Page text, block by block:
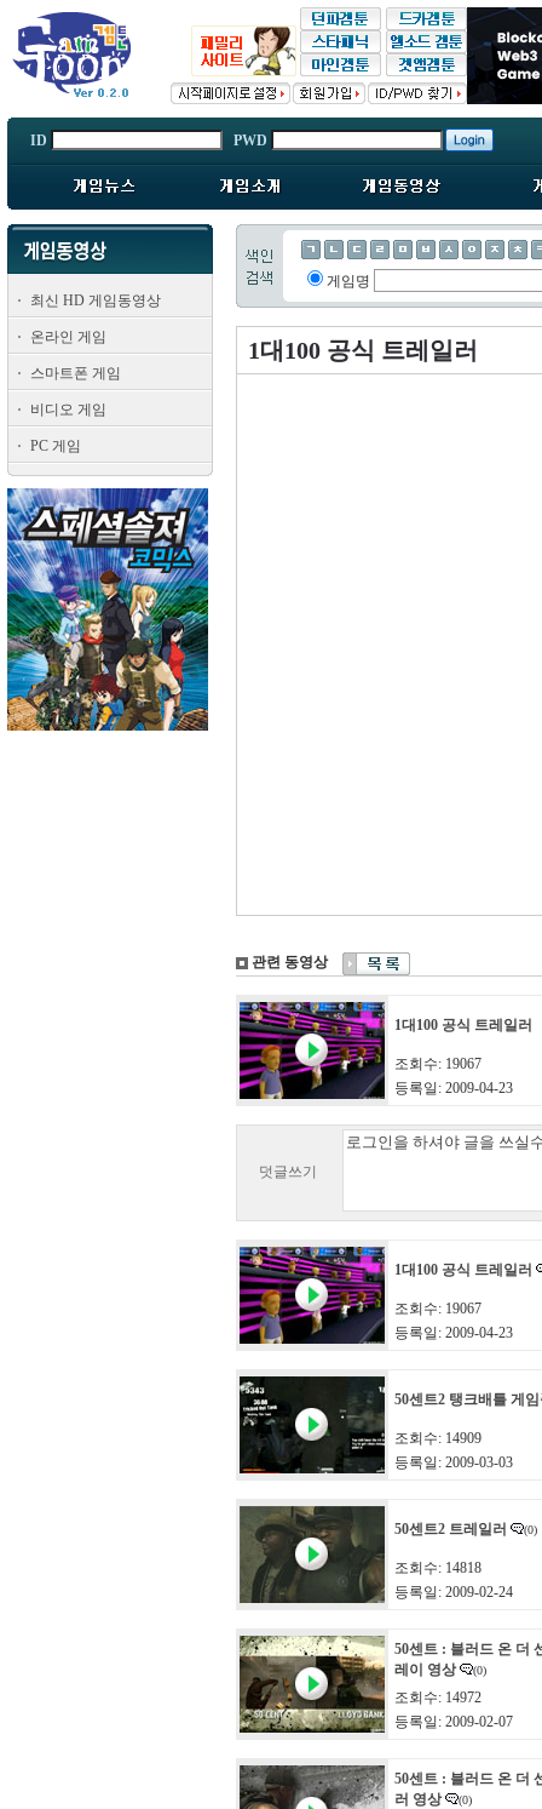
ID PWD
최신 HD 게임동영상
온라인 게임
스마트폰 게임
비디오 게임
PC 게임
게임명
1대100 공식 트레일러
관련 동영상
1대100 공식 트레일러
조회수: 19067
등록일: 2009-04-23
덧글쓰기
1대100 공식 트레일러
조회수: 19067
등록일: 2009-04-23
50센트2 탱크배틀 게
조회수: 14909
등록일: 2009-03-03
50센트2 트레일러 (0)
조회수: 14818
등록일: 2009-02-24
50센트 : 블러드 온 더
레이 영상
(0)
조회수: 14972
등록일: 2009-02-07
50센트 : 블러드 온 더
러 영상
(0)